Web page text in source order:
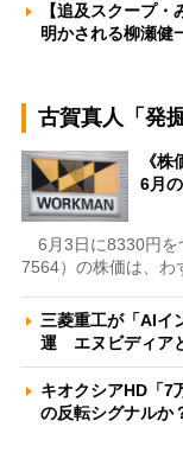
【追及スクープ
明かされる柳瀬健
古賀真人「発
《
6月
6月3日に8330円を
7564）の株価は、
三菱重工が「AIイ
運 エヌビディア
キオクシアHD「7
の反転シグナル